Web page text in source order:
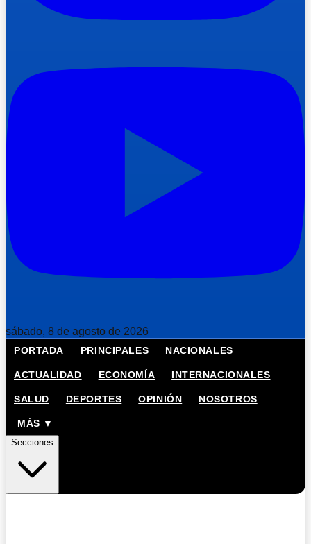
sábado, 8 de agosto de 2026
PORTADA PRINCIPALES NACIONALES
ACTUALIDAD ECONOMÍA INTERNACIONALES
SALUD DEPORTES OPINIÓN NOSOTROS
MÁS ▼
Secciones